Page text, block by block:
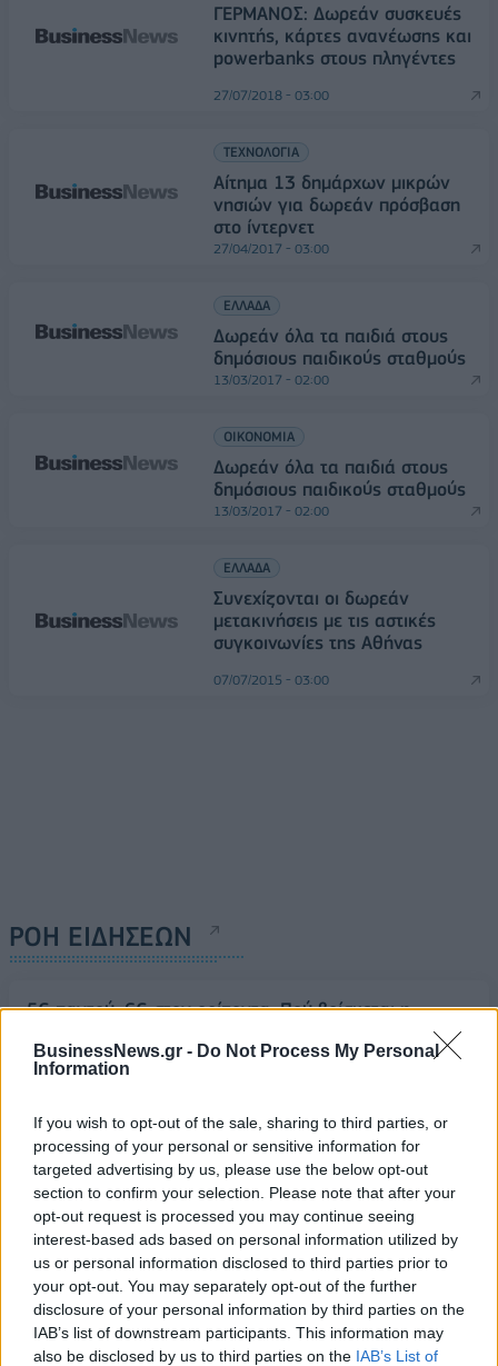
BusinessNews.gr - Do Not Process My Personal
Information
If you wish to opt-out of the sale, sharing to third parties, or
processing of your personal or sensitive information for
targeted advertising by us, please use the below opt-out
section to confirm your selection. Please note that after your
opt-out request is processed you may continue seeing
interest-based ads based on personal information utilized by
us or personal information disclosed to third parties prior to
your opt-out. You may separately opt-out of the further
disclosure of your personal information by third parties on the
IAB’s list of downstream participants. This information may
also be disclosed by us to third parties on the IAB’s List of
ΓΕΡΜΑΝΟΣ: Δωρεάν συσκευές
κινητής, κάρτες ανανέωσης και
powerbanks στους πληγέντες
27/07/2018 - 03:00
ΤΕΧΝΟΛΟΓΙΑ
Αίτημα 13 δημάρχων μικρών
νησιών για δωρεάν πρόσβαση
στο ίντερνετ
27/04/2017 - 03:00
ΕΛΛΑΔΑ
Δωρεάν όλα τα παιδιά στους
δημόσιους παιδικούς σταθμούς
13/03/2017 - 02:00
ΟΙΚΟΝΟΜΙΑ
Δωρεάν όλα τα παιδιά στους
δημόσιους παιδικούς σταθμούς
13/03/2017 - 02:00
ΕΛΛΑΔΑ
Συνεχίζονται οι δωρεάν
μετακινήσεις με τις αστικές
συγκοινωνίες της Αθήνας
07/07/2015 - 03:00
ΡΟΗ ΕΙΔΗΣΕΩΝ
5G παντού, 6G στον ορίζοντα: Πού βρίσκεται η
08/08/2026 - 10:54 ΤΕΧΝΟΛΟΓΙΑ
έργων ΑΠΕ άνω των 2 GW σε Πολωνία και
Ουγγαρία
08/08/2026 - 10:26 ΕΝΕΡΓΕΙΑ
ΣΚΑΪ: Ολοκληρώθηκε η θητεία του Γρηγόρη
Δημητριάδη - Ο Γιάννης Αλαφούζος επιστρέφει στη
θέση του CEO
08/08/2026 - 10:02
ΥΠΑΑΤ: Επιπλέον 12,5 εκατ. ευρώ στις Περιφέρειες